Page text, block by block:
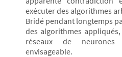
exécuter des algorithmes
Bridé pendant longtemps
des algorithmes
réseaux de
envisageable.